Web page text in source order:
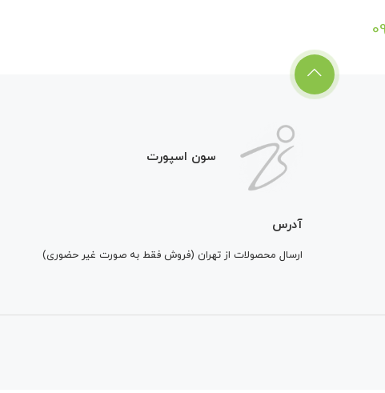
سون اسپورت
آدرس
ارسال محصولات از تهران (فروش فقط به صورت غیر حضوری)